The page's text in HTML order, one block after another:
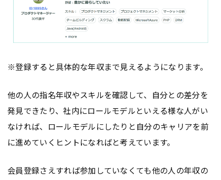
※登録すると具体的な年収まで見えるようになります。
他の人の指名年収やスキルを確認して、自分との差分を
発見できたり、社内にロールモデルといえる様な人がい
なければ、ロールモデルにしたりと自分のキャリアを前
に進めていくヒントになればと考えています。
会員登録さえすれば参加していなくても他の人の年収の